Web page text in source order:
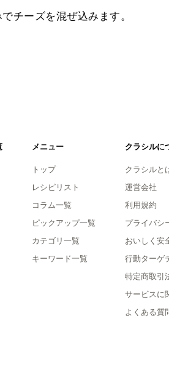
チーズを混ぜ込みます。
メニュー
トップ
レシピリスト
コラム一覧
ピックアップ一覧
カテゴリ一覧
キーワード一覧
クラシルに
クラシルと
運営会社
利用規約
プライバシ
おいしく安
行動ターゲ
特定商取引
サービスに
よくある質